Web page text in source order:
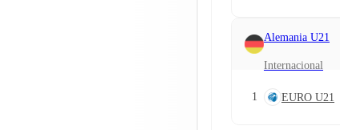
Alemania U21
Internacional
1 EURO U21